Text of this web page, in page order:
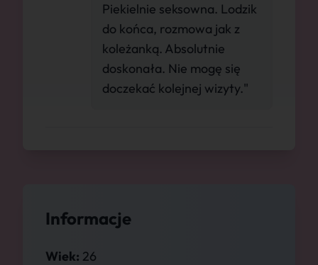
Informacje
Wiek: 26
Piekielnie seksowna. Lodzik
do końca, rozmowa jak z
koleżanką. Absolutnie
doskonała. Nie mogę się
doczekać kolejnej wizyty."